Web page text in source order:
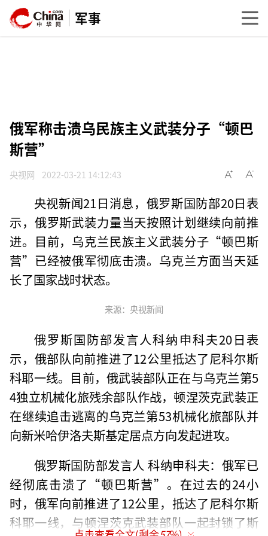
军事
俄军称击溃乌民族主义武装分子“顿巴
斯营”
央视网 2022-03-21 14:12:43
央视新闻21日消息，俄罗斯国防部20日表
示，俄罗斯武装力量当天按照计划继续向前推
进。目前，乌克兰民族主义武装分子“顿巴斯
营”已经被俄军彻底击溃。乌克兰方面当天延
长了国家战时状态。
来源：央视新闻
俄罗斯国防部发言人科纳申科夫20日表
示，俄部队向前推进了12公里抵达了尼科尔斯
科耶一线。目前，俄武装部队正在与乌克兰第5
4独立机械化旅残余部队作战，顿涅茨克武装正
在继续追击逃离的乌克兰第53机械化旅部队并
向新米哈伊洛夫斯基定居点方向发起进攻。
俄罗斯国防部发言人 科纳申科夫：俄军已
经彻底击溃了“顿巴斯营”。在过去的24小
时，俄军向前推进了12公里，抵达了尼科尔斯
科耶一线，与顿涅茨克武装部队一起封锁了斯